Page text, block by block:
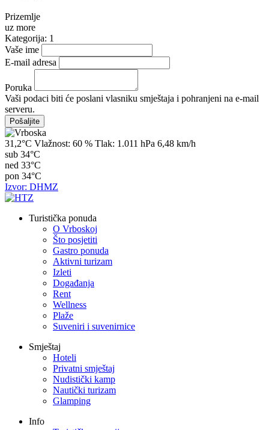
Prizemlje
uz more
Kategorija: 1
Vaše ime
E-mail adresa
Poruka
Vaši podaci biti će poslani vlasniku smještaja i pohranjeni na e-mail
serveru.
31,2°C Vlažnost: 60 % Tlak: 1.011 hPa 6,48 km/h
sub 34°C
ned 33°C
pon 34°C
Izvor: DHMZ
Turistička ponuda
O Vrboskoj
Što posjetiti
Gastro ponuda
Aktivni turizam
Izleti
Događanja
Rent
Wellness
Plaže
Suveniri i suvenirnice
Smještaj
Hoteli
Privatni smještaj
Nudistički kamp
Nautički turizam
Glamping
Info